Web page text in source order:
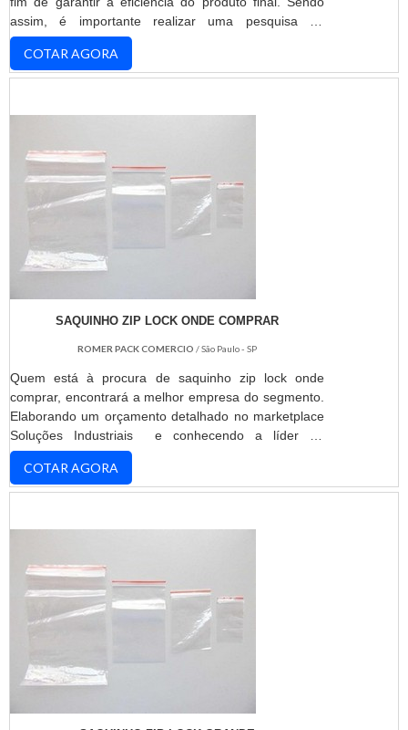
assim, é importante realizar uma pesquisa de
mercado, analisando fatores como matéria-prima,
preço, qualidade e prazos de entrega.DETALHES
FUNDAMENTAIS PARA A
embalagens flexíveis são consideradas as mais
COTAR AGORA
SAQUINHO ZIP LOCK ONDE COMPRAR
ROMER PACK COMERCIO/ São Paulo - SP
Quem está à procura de saquinho zip lock onde
comprar, encontrará a melhor empresa do segmento.
Elaborando um orçamento detalhado no marketplace
Soluções Industriais e conhecendo a líder do
mercado.MAIS DETALHES SOBRE SAQUINHO ZIP
LOCK ONDE COMPRARQuem está a procura de
saquinho zip lock onde comprar responsável, acha o
em aditivo époxi e perfil profissiográfico
COTAR AGORA